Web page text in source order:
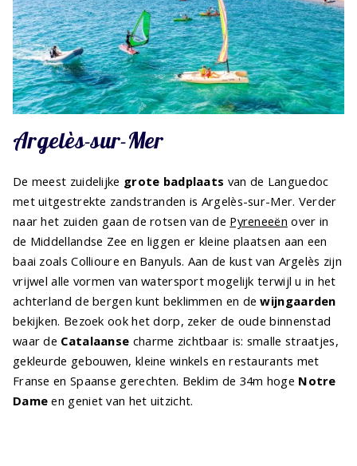
Argelès-sur-Mer
De meest zuidelijke grote badplaats van de Languedoc
met uitgestrekte zandstranden is Argelès-sur-Mer. Verder
naar het zuiden gaan de rotsen van de Pyreneeën over in
de Middellandse Zee en liggen er kleine plaatsen aan een
baai zoals Collioure en Banyuls. Aan de kust van Argelès zijn
vrijwel alle vormen van watersport mogelijk terwijl u in het
achterland de bergen kunt beklimmen en dewijngaarden
bekijken. Bezoek ook het dorp, zeker de oude binnenstad
waar de Catalaanse charme zichtbaar is: smalle straatjes,
gekleurde gebouwen, kleine winkels en restaurants met
Franse en Spaanse gerechten. Beklim de 34m hoge Notre
Dame en geniet van het uitzicht.